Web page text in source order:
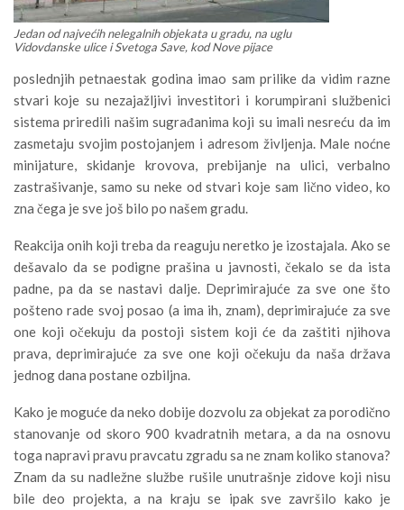
Jedan od najvećih nelegalnih objekata u gradu, na uglu
Vidovdanske ulice i Svetoga Save, kod Nove pijace
poslednjih petnaestak godina imao sam prilike da vidim razne
stvari koje su nezajažljivi investitori i korumpirani službenici
sistema priredili našim sugrađanima koji su imali nesreću da im
zasmetaju svojim postojanjem i adresom življenja. Male noćne
minijature, skidanje krovova, prebijanje na ulici, verbalno
zastrašivanje, samo su neke od stvari koje sam lično video, ko
zna čega je sve još bilo po našem gradu.
Reakcija onih koji treba da reaguju neretko je izostajala. Ako se
dešavalo da se podigne prašina u javnosti, čekalo se da ista
padne, pa da se nastavi dalje. Deprimirajuće za sve one što
pošteno rade svoj posao (a ima ih, znam), deprimirajuće za sve
one koji očekuju da postoji sistem koji će da zaštiti njihova
prava, deprimirajuće za sve one koji očekuju da naša država
jednog dana postane ozbiljna.
Kako je moguće da neko dobije dozvolu za objekat za porodično
stanovanje od skoro 900 kvadratnih metara, a da na osnovu
toga napravi pravu pravcatu zgradu sa ne znam koliko stanova?
Znam da su nadležne službe rušile unutrašnje zidove koji nisu
bile deo projekta, a na kraju se ipak sve završilo kako je